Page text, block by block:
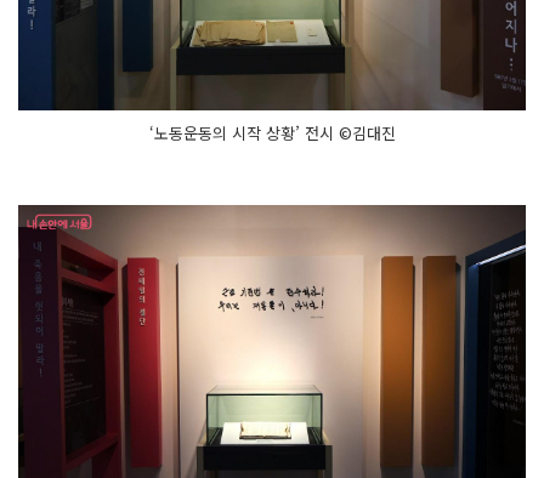
‘노동운동의 시작 상황’ 전시 ©김대진